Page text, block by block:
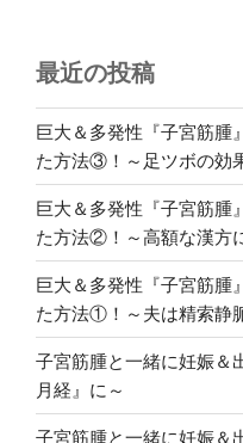
腫
一
緒
に
妊
娠
＆
出
⑨！
～
め
最近の投稿
巨大＆多発性『子宮筋腫
た方法③！～足ツボの効
巨大＆多発性『子宮筋腫
た方法②！～高額な漢方
巨大＆多発性『子宮筋腫
た方法①！～夫は精索静
子宮筋腫と一緒に妊娠＆
月経』に～
子宮筋腫と一緒に妊娠＆